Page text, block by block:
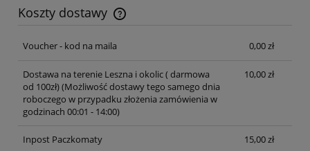
Koszty dostawy
Cena nie zawiera ewentualnych kosztów płatności
Voucher - kod na maila
0,00 zł
Dostawa na terenie Leszna i okolic ( darmowa
od 100zł)(Możliwość dostawy tego samego dnia
roboczego w przypadku złożenia zamówienia w
godzinach 00:01 - 14:00)
10,00 zł
Inpost Paczkomaty 15,00 zł